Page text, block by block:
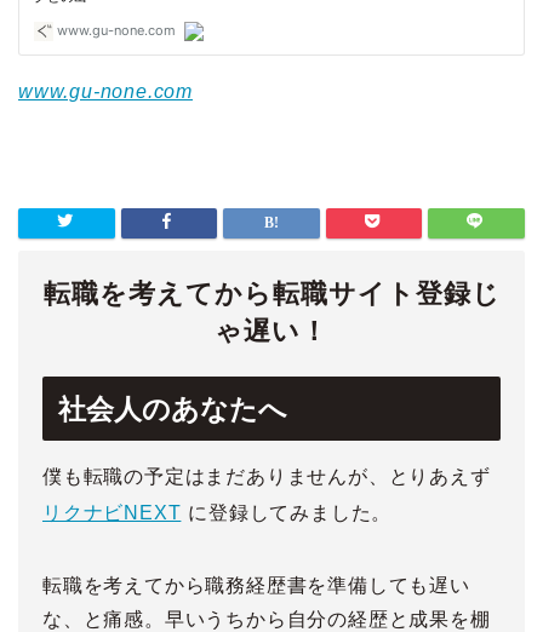
www.gu-none.com
転職を考えてから転職サイト登録じ
ゃ遅い！
社会人のあなたへ
僕も転職の予定はまだありませんが、とりあえず
リクナビNEXT に登録してみました。
転職を考えてから職務経歴書を準備しても遅い
な、と痛感。早いうちから自分の経歴と成果を棚